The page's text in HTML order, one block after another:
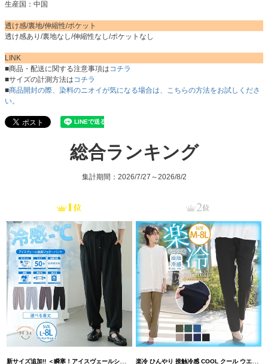
生産国：中国
透け感/裏地/伸縮性/ポケット
透け感あり/裏地なし/伸縮性なし/ポケットなし
LINK
■商品・配送に関する注意事項はコチラ
■サイズの計測方法はコチラ
■商品開封の際、染料のニオイが気になる場合は、こちらの方法をお試しくださ
い。
総合ランキング
集計期間：2026/7/27～2026/8/2
新サイズ追加!! ＜瞬寒！アイスヴェールシリーズ＞ 美脚 ジョガーパンツ 【ウェストゴム】 【ストレッチ】 | 大きいサイズの通販ならハッピーマリリン 楽冷 ひんやり 接触冷感 COOL クール ウエストゴム 楽ちん ストレッチ 美脚 レギパン 【ストレッチ】 | 大きいサイズの通販ならハッピーマリリン